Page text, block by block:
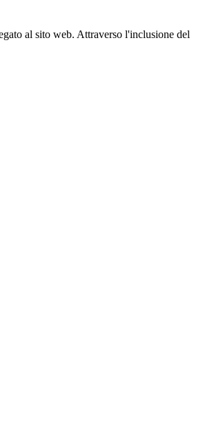
al sito web. Attraverso l'inclusione del